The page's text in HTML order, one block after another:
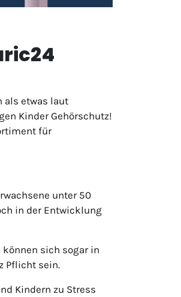
als etwas laut
Kinder Gehörschutz!
für
unter 50
in der Entwicklung
sich sogar in
Pflicht sein.
Kindern zu Stress